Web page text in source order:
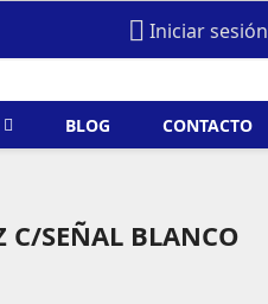
 Iniciar sesión
BLOG CONTACTO
C/SEÑAL BLANCO